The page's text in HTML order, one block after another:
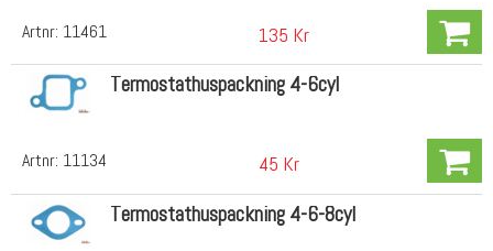
Artnr: 11461 135 Kr
Artnr: 11134
Termostathuspackning 4-6cyl
45 Kr
Termostathuspackning 4-6-8cyl